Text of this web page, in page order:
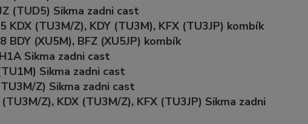
(TUD5) Sikma zadni cast
(TU3M/Z), KDY (TU3M), KFX (TU3JP) kombík
(XU5M), BFZ (XU5JP) kombík
Sikma zadni cast
Sikma zadni cast
Z) Sikma zadni cast
Z), KDX (TU3M/Z), KFX (TU3JP) Sikma zadni